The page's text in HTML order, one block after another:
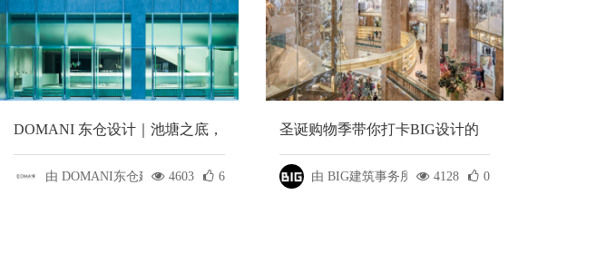
DOMANI 东仓设计｜池塘之底，
HAYDON黑洞南京
由 DOMANI东仓建设 4603 6
圣诞购物季带你打卡BIG设计的
巴黎老佛爷旗舰店
由 BIG建筑事务所 4128 0